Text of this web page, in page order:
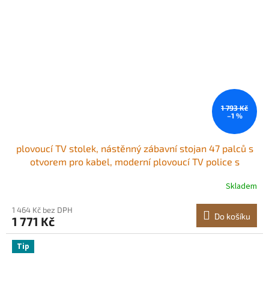
1 793 Kč
–1 %
plovoucí TV stolek, nástěnný zábavní stojan 47 palců s
otvorem pro kabel, moderní plovoucí TV police s
přehrávač, kabelový přijímač, herní konzoli, bíláSkladem
1 464 Kč bez DPH
1 771 Kč Do košíku
Tip